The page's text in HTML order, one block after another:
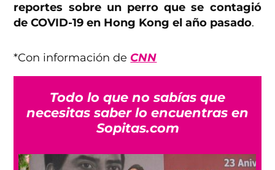
reportes sobre un perro que se contagió
de COVID-19 en Hong Kong el año pasado.
*Con información de CNN
Todo lo que no sabías que
necesitas saber lo encuentras en
Sopitas.com